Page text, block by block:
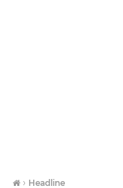
› Headline